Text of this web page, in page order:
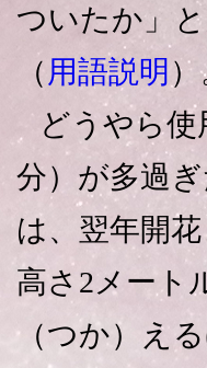
ついたか」
（ 用語説明 ）
どうやら使
分）が多過
は、翌年開
高さ2メート
（つか）え